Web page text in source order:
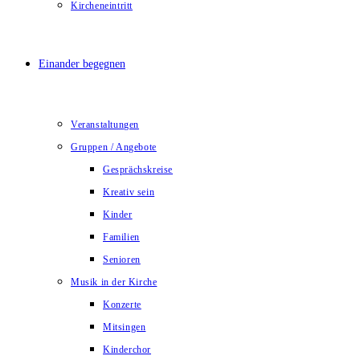
Kircheneintritt
Einander begegnen
Veranstaltungen
Gruppen / Angebote
Gesprächskreise
Kreativ sein
Kinder
Familien
Senioren
Musik in der Kirche
Konzerte
Mitsingen
Kinderchor